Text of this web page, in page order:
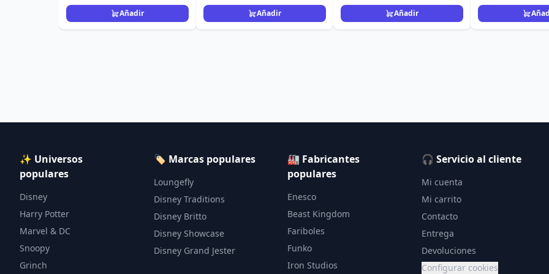
Añadir
Añadir
Añadir
✨ Universos
populares
Disney
Harry Potter
Marvel & DC
Snoopy
Grinch
🏷️ Marcas populares
Loungefly
Disney Traditions
Disney Britto
Disney Showcase
Disney Grand Jester
🏭 Fabricantes
populares
Enesco
Beast Kingdom
Fariboles
Funko
Iron Studios
🎧 Servicio al cliente
Mi cuenta
Mi carrito
Contacto
Entrega
Devoluciones
Configurar cookies